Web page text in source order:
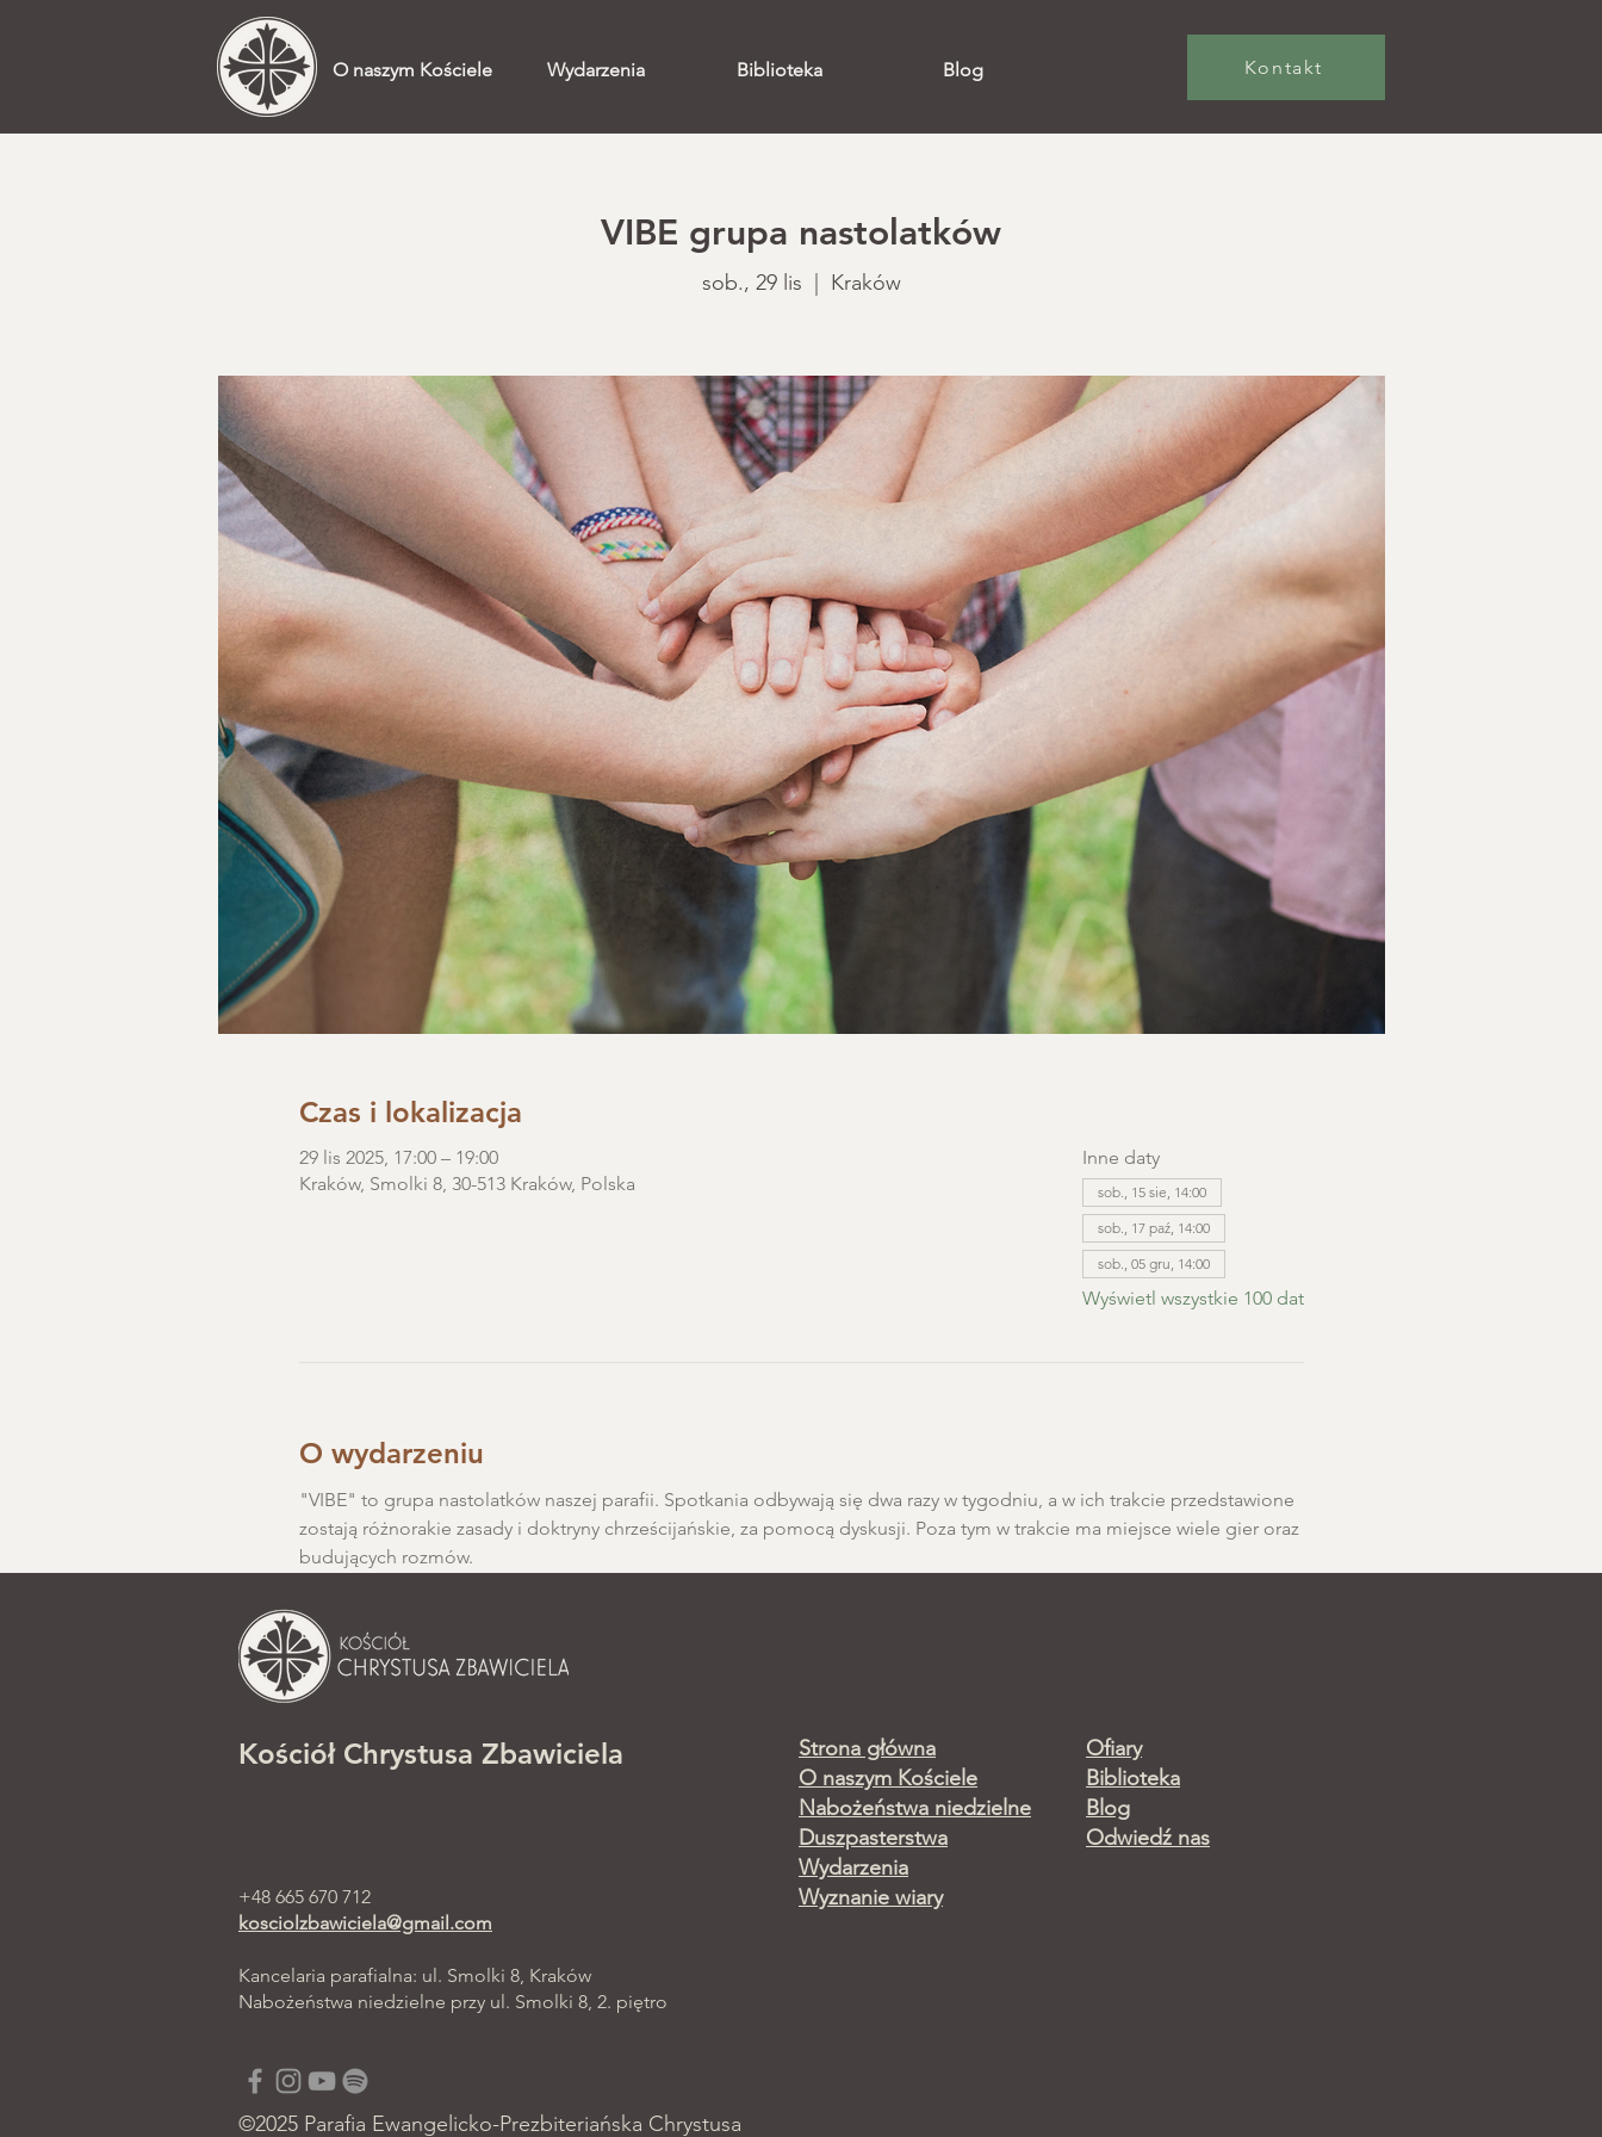
O naszym Kościele Wydarzenia Biblioteka Blog Kontakt
VIBE grupa nastolatków
sob., 29 lis Kraków
Czas i lokalizacja
29 lis 2025, 17:00 – 19:00
Kraków, Smolki 8, 30-513 Kraków, Polska
Inne daty
sob., 15 sie, 14:00
sob., 17 paź, 14:00
sob., 05 gru, 14:00
Wyświetl wszystkie 100 dat
O wydarzeniu
"VIBE" to grupa nastolatków naszej parafii. Spotkania odbywają się dwa razy w tygodniu, a w ich trakcie przedstawione
zostają różnorakie zasady i doktryny chrześcijańskie, za pomocą dyskusji. Poza tym w trakcie ma miejsce wiele gier oraz
budujących rozmów.
Kościół Chrystusa Zbawiciela
+48 665 670 712
kosciolzbawiciela@gmail.com
Kancelaria parafialna: ul. Smolki 8, Kraków
Nabożeństwa niedzielne przy ul. Smolki 8, 2. piętro
Strona główna
O naszym Kościele
Nabożeństwa niedzielne
Duszpasterstwa
Wydarzenia
Wyznanie wiary
Ofiary
Biblioteka
Blog
Odwiedź nas
©2025 Parafia Ewangelicko-Prezbiteriańska Chrystusa